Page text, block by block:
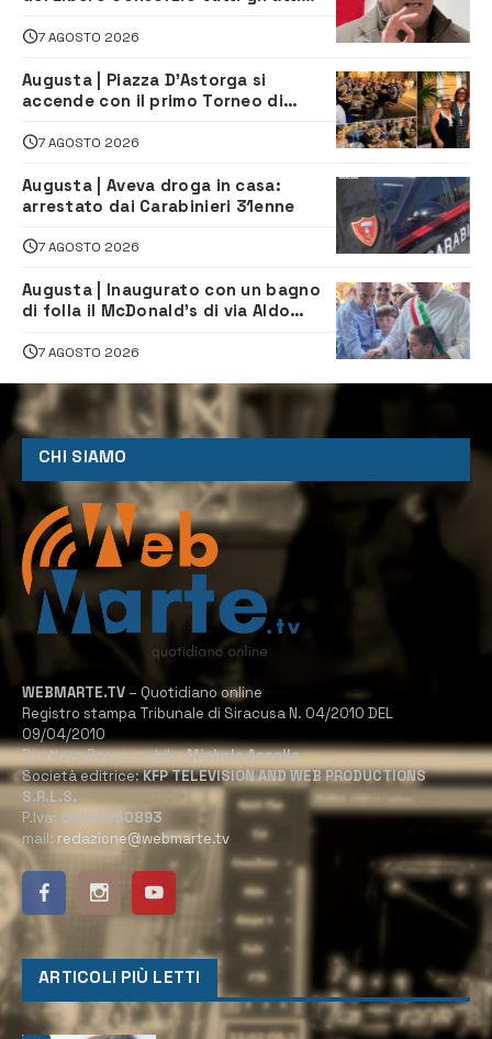
7 AGOSTO 2026
Augusta | Piazza D’Astorga si
accende con il primo Torneo di
7 AGOSTO 2026
Augusta | Aveva droga in casa:
arrestato dai Carabinieri 31enne
7 AGOSTO 2026
Augusta | Inaugurato con un bagno
di folla il McDonald’s di via Aldo
7 AGOSTO 2026
CHI SIAMO
WEBMARTE.TV – Quotidiano online
Registro stampa Tribunale di Siracusa N. 04/2010 DEL
09/04/2010
Direttore Responsabile:Michele Accolla
Società editrice:KFP TELEVISION AND WEB PRODUCTIONS
S.R.L.S.
P.Iva: 02184950893
mail: redazione@webmarte.tv
ARTICOLI PIÙ LETTI